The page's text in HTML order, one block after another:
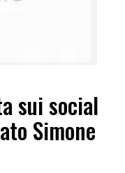
sui social
Simone